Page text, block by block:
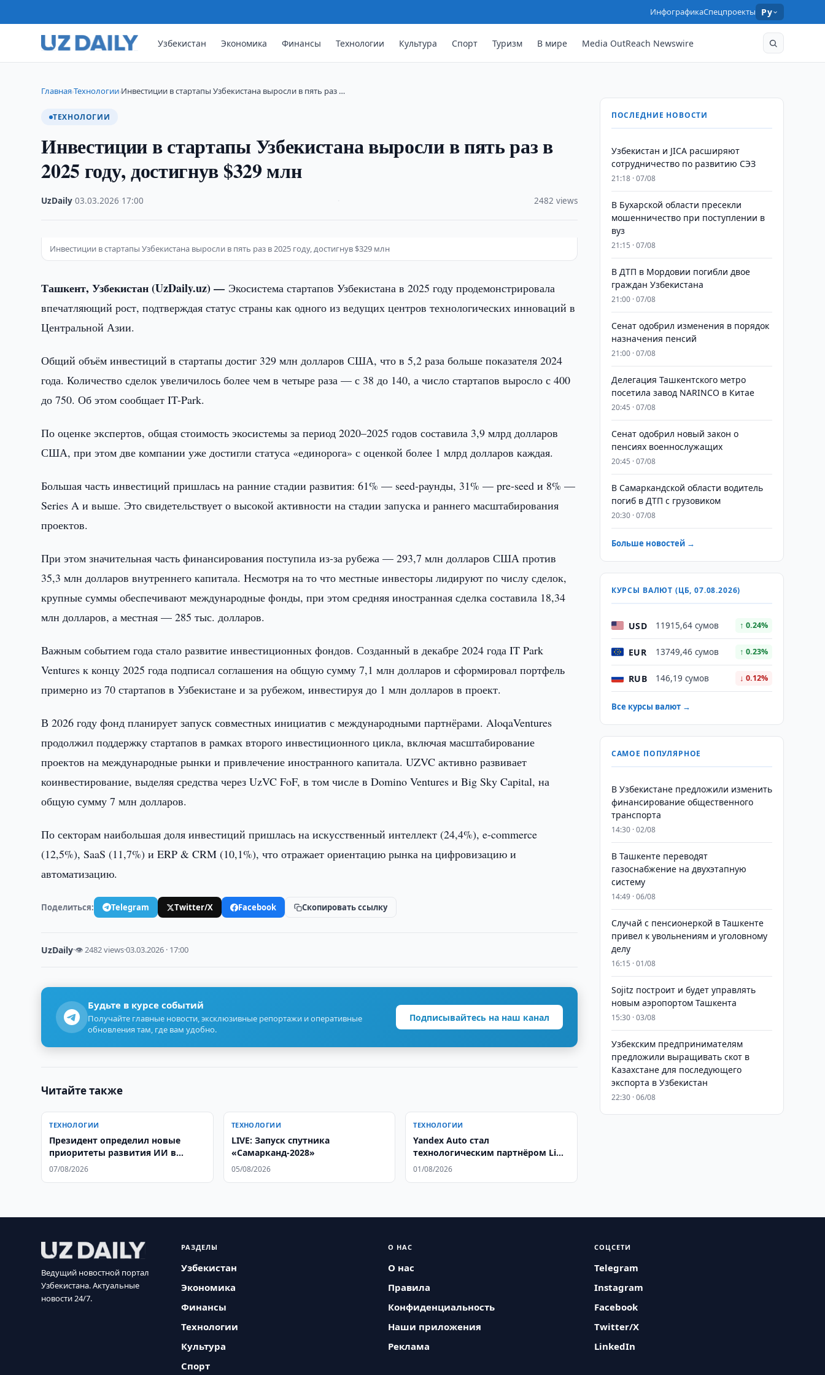
ИнфографикаСпецпроекты Ру
Узбекистан Экономика Финансы Технологии Культура Спорт Туризм В мире Media OutReach Newswire
Главная›Технологии›Инвестиции в стартапы Узбекистана выросли в пять раз …
ТЕХНОЛОГИИ
Инвестиции в стартапы Узбекистана выросли в пять раз в
2025 году, достигнув $329 млн
UzDaily ·03.03.2026 17:00 2482 views
Инвестиции в стартапы Узбекистана выросли в пять раз в 2025 году, достигнув $329 млн
Ташкент, Узбекистан (UzDaily.uz) — Экосистема стартапов Узбекистана в 2025 году продемонстрировала
впечатляющий рост, подтверждая статус страны как одного из ведущих центров технологических инноваций в
Центральной Азии.
Общий объём инвестиций в стартапы достиг 329 млн долларов США, что в 5,2 раза больше показателя 2024
года. Количество сделок увеличилось более чем в четыре раза — с 38 до 140, а число стартапов выросло с 400
до 750. Об этом сообщает IT-Park.
По оценке экспертов, общая стоимость экосистемы за период 2020–2025 годов составила 3,9 млрд долларов
США, при этом две компании уже достигли статуса «единорога» с оценкой более 1 млрд долларов каждая.
Большая часть инвестиций пришлась на ранние стадии развития: 61% — seed-раунды, 31% — pre-seed и 8% —
Series A и выше. Это свидетельствует о высокой активности на стадии запуска и раннего масштабирования
проектов.
При этом значительная часть финансирования поступила из-за рубежа — 293,7 млн долларов США против
35,3 млн долларов внутреннего капитала. Несмотря на то что местные инвесторы лидируют по числу сделок,
крупные суммы обеспечивают международные фонды, при этом средняя иностранная сделка составила 18,34
млн долларов, а местная — 285 тыс. долларов.
Важным событием года стало развитие инвестиционных фондов. Созданный в декабре 2024 года IT Park
Ventures к концу 2025 года подписал соглашения на общую сумму 7,1 млн долларов и сформировал портфель
примерно из 70 стартапов в Узбекистане и за рубежом, инвестируя до 1 млн долларов в проект.
В 2026 году фонд планирует запуск совместных инициатив с международными партнёрами. AloqaVentures
продолжил поддержку стартапов в рамках второго инвестиционного цикла, включая масштабирование
проектов на международные рынки и привлечение иностранного капитала. UZVC активно развивает
коинвестирование, выделяя средства через UzVC FoF, в том числе в Domino Ventures и Big Sky Capital, на
общую сумму 7 млн долларов.
По секторам наибольшая доля инвестиций пришлась на искусственный интеллект (24,4%), e-commerce
(12,5%), SaaS (11,7%) и ERP & CRM (10,1%), что отражает ориентацию рынка на цифровизацию и
автоматизацию.
Поделиться: Telegram Twitter/X Facebook Скопировать ссылку
UzDaily·👁 2482 views·03.03.2026 · 17:00
Будьте в курсе событий
Получайте главные новости, эксклюзивные репортажи и оперативные
обновления там, где вам удобно.
Подписывайтесь на наш канал
Читайте также
ТЕХНОЛОГИИ
Президент определил новые
приоритеты развития ИИ в
Узбекистане
07/08/2026
ТЕХНОЛОГИИ
LIVE: Запуск спутника
«Самарканд-2028»
05/08/2026
ТЕХНОЛОГИИ
Yandex Auto стал
технологическим партнёром Li
Auto в Узбекистане
01/08/2026
ПОСЛЕДНИЕ НОВОСТИ
Узбекистан и JICA расширяют
сотрудничество по развитию СЭЗ
21:18 · 07/08
В Бухарской области пресекли
мошенничество при поступлении в
вуз
21:15 · 07/08
В ДТП в Мордовии погибли двое
граждан Узбекистана
21:00 · 07/08
Сенат одобрил изменения в порядок
назначения пенсий
21:00 · 07/08
Делегация Ташкентского метро
посетила завод NARINCO в Китае
20:45 · 07/08
Сенат одобрил новый закон о
пенсиях военнослужащих
20:45 · 07/08
В Самаркандской области водитель
погиб в ДТП с грузовиком
20:30 · 07/08
Больше новостей →
КУРСЫ ВАЛЮТ (ЦБ, 07.08.2026)
USD 11915,64 сумов ↑ 0.24%
EUR 13749,46 сумов ↑ 0.23%
RUB 146,19 сумов ↓ 0.12%
Все курсы валют →
САМОЕ ПОПУЛЯРНОЕ
В Узбекистане предложили изменить
финансирование общественного
транспорта
14:30 · 02/08
В Ташкенте переводят
газоснабжение на двухэтапную
систему
14:49 · 06/08
Случай с пенсионеркой в Ташкенте
привел к увольнениям и уголовному
делу
16:15 · 01/08
Sojitz построит и будет управлять
новым аэропортом Ташкента
15:30 · 03/08
Узбекским предпринимателям
предложили выращивать скот в
Казахстане для последующего
экспорта в Узбекистан
22:30 · 06/08
Ведущий новостной портал
Узбекистана. Актуальные
новости 24/7.
РАЗДЕЛЫ
Узбекистан
Экономика
Финансы
Технологии
Культура
Спорт
О НАС
О нас
Правила
Конфиденциальность
Наши приложения
Реклама
СОЦСЕТИ
Telegram
Instagram
Facebook
Twitter/X
LinkedIn